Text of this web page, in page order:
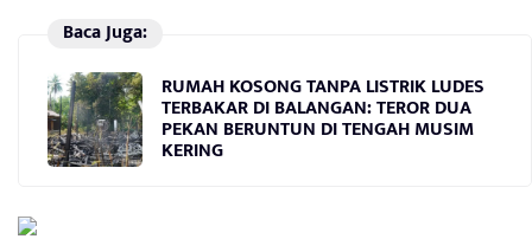
Baca Juga:
RUMAH KOSONG TANPA LISTRIK LUDES
TERBAKAR DI BALANGAN: TEROR DUA
PEKAN BERUNTUN DI TENGAH MUSIM
KERING